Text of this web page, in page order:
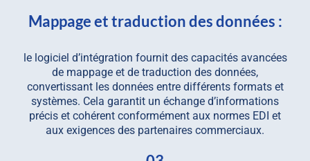
Mappage et traduction des données :
le logiciel d’intégration fournit des capacités avancées
de mappage et de traduction des données,
convertissant les données entre différents formats et
systèmes. Cela garantit un échange d’informations
précis et cohérent conformément aux normes EDI et
aux exigences des partenaires commerciaux.